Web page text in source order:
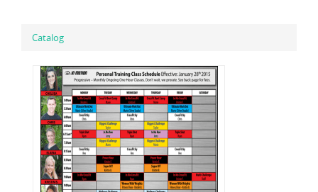
Catalog